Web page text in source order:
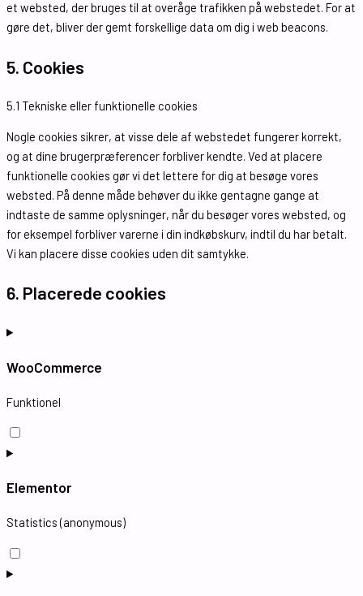
et websted, der bruges til at overåge trafikken på webstedet. For at
gøre det, bliver der gemt forskellige data om dig i web beacons.
5. Cookies
5.1 Tekniske eller funktionelle cookies
Nogle cookies sikrer, at visse dele af webstedet fungerer korrekt,
og at dine brugerpræferencer forbliver kendte. Ved at placere
funktionelle cookies gør vi det lettere for dig at besøge vores
websted. På denne måde behøver du ikke gentagne gange at
indtaste de samme oplysninger, når du besøger vores websted, og
for eksempel forbliver varerne i din indkøbskurv, indtil du har betalt.
Vi kan placere disse cookies uden dit samtykke.
6. Placerede cookies
WooCommerce
Funktionel
Elementor
Statistics (anonymous)